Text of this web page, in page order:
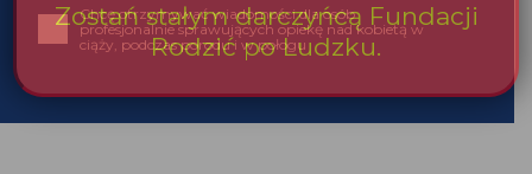
Chcę otrzymywać wiadomości dla osób profesjonalnie
sprawujących opiekę nad kobietą w ciąży, podczas
porodu i w połogu